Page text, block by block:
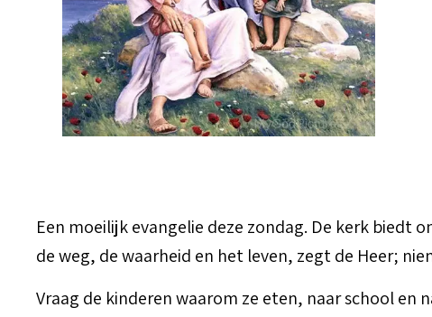
Een moeilijk evangelie deze zondag. De kerk biedt
de weg, de waarheid en het leven, zegt de Heer;
Vraag de kinderen waarom ze eten, naar school en